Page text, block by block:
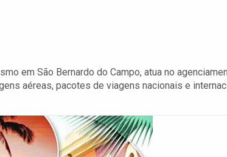
em São Bernardo do Campo, atua no
aéreas, pacotes de viagens nacionais e